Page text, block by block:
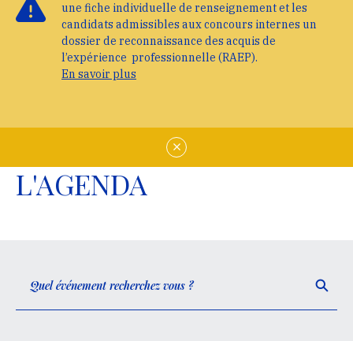
une fiche individuelle de renseignement et les
candidats admissibles aux concours internes un
dossier de reconnaissance des acquis de
l’expérience professionnelle (RAEP).
En savoir plus
L'AGENDA